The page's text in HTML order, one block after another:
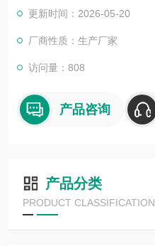
更新时间：2026-05-20
厂商性质：生产厂家
访问量：808
产品咨询
产品分类
PRODUCT CLASSIFICATION